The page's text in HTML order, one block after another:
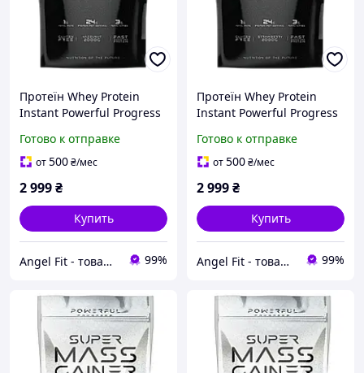
Протеїн Whey Protein
Instant Powerful Progress
Готово к отправке
от500₴/мес
2 999₴
Купить
Angel Fit - товари для здоров'я, спорту та активного життя 99%
Протеїн Whey Protein
Instant Powerful Progress
Готово к отправке
от500₴/мес
2 999₴
Купить
Angel Fit - товари для здоров'я, спорту та активного життя 99%